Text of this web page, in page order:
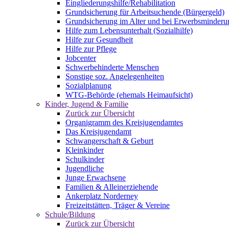
Eingliederungshilfe/Rehabilitation
Grundsicherung für Arbeitsuchende (Bürgergeld)
Grundsicherung im Alter und bei
Hilfe zum Lebensunterhalt (Sozialhilfe)
Hilfe zur Gesundheit
Hilfe zur Pflege
Jobcenter
Schwerbehinderte Menschen
Sonstige soz. Angelegenheiten
Sozialplanung
WTG-Behörde (ehemals Heimaufsicht)
Kinder, Jugend & Familie
Zurück zur Übersicht
Organigramm des Kreisjugendamtes
Das Kreisjugendamt
Schwangerschaft & Geburt
Kleinkinder
Schulkinder
Jugendliche
Junge Erwachsene
Familien & Alleinerziehende
Ankerplatz Norderney
Freizeitstätten, Träger & Vereine
Schule/Bildung
Zurück zur Übersicht